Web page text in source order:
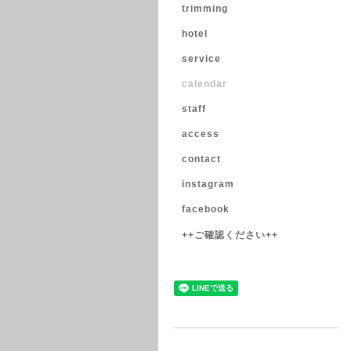
trimming
hotel
service
calendar
staff
access
contact
instagram
facebook
++ご確認ください++